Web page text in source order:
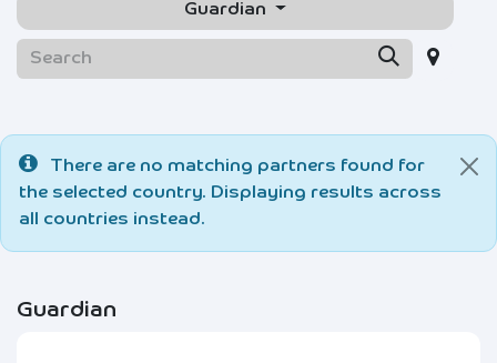
Guardian
There are no matching partners found for
the selected country. Displaying results across
all countries instead.
Guardian